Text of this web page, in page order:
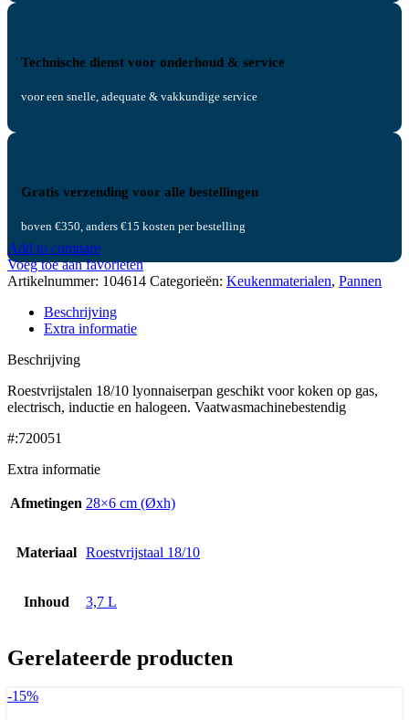
Technische dienst voor onderhoud & service
voor een snelle, adequate & vakkundige service
Gratis verzending voor alle bestellingen
boven €350, anders €15 kosten per bestelling
Add to compare
Voeg toe aan favorieten
Artikelnummer: 104614 Categorieën: Keukenmaterialen, Pannen
Beschrijving
Extra informatie
Beschrijving
Roestvrijstalen 18/10 lyonnaiserpan geschikt voor koken op gas,
electrisch, inductie en halogeen. Vaatwasmachinebestendig
#:720051
Extra informatie
Afmetingen 28×6 cm (Øxh)
Materiaal Roestvrijstaal 18/10
Inhoud 3,7 L
Gerelateerde producten
-15%